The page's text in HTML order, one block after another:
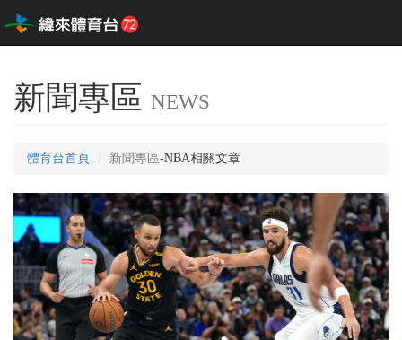
新聞專區 NEWS
體育台首頁 新聞專區-NBA相關文章